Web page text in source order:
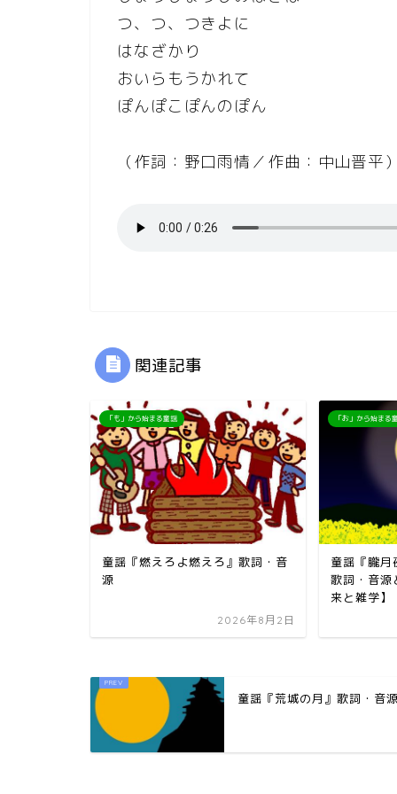
つ、つ、つきよに
はなざかり
おいらもうかれて
ぽんぽこぽんのぽん
（作詞：野口雨情／作曲：中山晋平
関連記事
「も」から始まる童謡
童謡『燃えろよ燃えろ』歌詞・音
源
2026年8月2日
「お」から始まる
童謡『朧
歌詞・音源
来と雑学】
童謡『荒城の月』歌詞・音